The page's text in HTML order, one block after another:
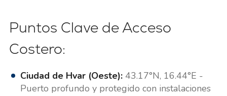
Puntos Clave de Acceso
Costero:
Ciudad de Hvar (Oeste):43.17°N, 16.44°E -
Puerto profundo y protegido con instalaciones